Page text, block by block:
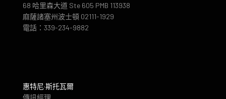
68 哈里森大道 Ste 605 PMB 113938
麻薩諸塞州波士頓 02111-1929
電話：339-234-9882
惠特尼·斯托瓦爾
傳訊經理